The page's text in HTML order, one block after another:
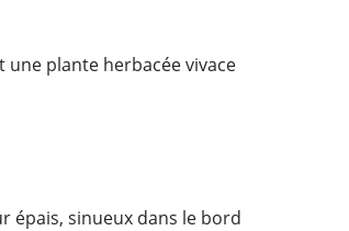
une plante herbacée vivace
épais, sinueux dans le bord